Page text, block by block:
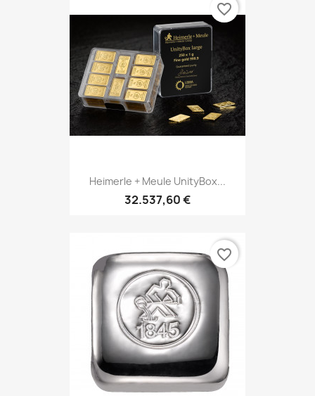
Heimerle + Meule UnityBox...
32.537,60 €
favorite_border
favorite_border